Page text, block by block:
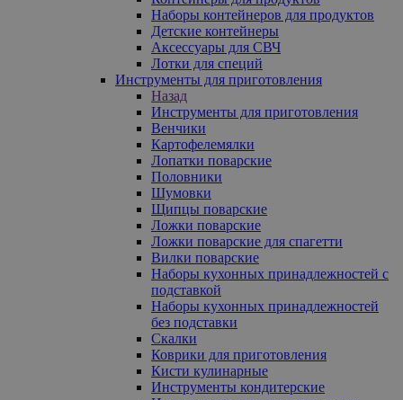
Наборы контейнеров для продуктов
Детские контейнеры
Аксессуары для СВЧ
Лотки для специй
Инструменты для приготовления
Назад
Инструменты для приготовления
Венчики
Картофелемялки
Лопатки поварские
Половники
Шумовки
Щипцы поварские
Ложки поварские
Ложки поварские для спагетти
Вилки поварские
Наборы кухонных принадлежностей с
подставкой
Наборы кухонных принадлежностей
без подставки
Скалки
Коврики для приготовления
Кисти кулинарные
Инструменты кондитерские